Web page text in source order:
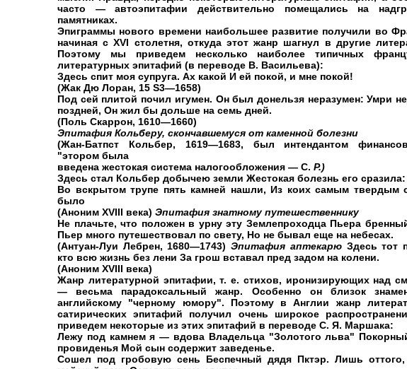
часто — автоэпитафии действительно помещались на
памятниках.
Эпиграммы нового времени наибольшее развитие получили во
начиная с XVI столетня, откуда этот жанр шагнул в другие
Поэтому мы приведем несколько наиболее типичных
литературных эпитафий (в переводе В. Васильева):
Здесь спит моя супруга. Ах какой И ей покой, и мне покой!
(Жак Дю Лоран, 15 S3—1658)
Под сей плитой почил игумен. Он был донельзя неразумен: Умри
поздней, Он жил бы дольше на семь дней.
(Поль Скаррон, 1610—1660)
Эпитафия Кольберу, скончавшемуся от каменной болезни
(Жан-Батпст Кольбер, 1619—1683, был интендантом
"этором была
введена жестокая система налогообложения — С. Р.)
Здесь стал Кольбер добычею земли Жестокая болезнь его сразила:
Во вскрытом трупе пять камней нашли, Из коих самым твердым
было
(Аноним XVIII века) Эпитафия знатному путешественнику
Не плачьте, что положен в урну эту Землепроходца Пьера
Пьер много путешествовал по свету, Но не бывал еще на небесах.
(Антуан-Луи Лебрен, 1680—1743)Эпитафия аптекарю Здесь тот
кто всю жизнь без лени За грош вставал пред задом на колени.
(Аноним XVIII века)
Жанр литературной эпитафии, т. е. стихов, иронизирующих над
— весьма парадоксальный жанр. Особенно он близок
английскому "черному юмору". Поэтому в Англии жанр
сатирических эпитафий получил очень широкое
приведем некоторые из этих эпитафий в переводе С. Я. Маршака:
Лежу под камнем я — вдова Владельца "Золотого льва"
провиденья Мой сын содержит заведенье.
Сошел под гробовую сень Беспечный дядя Пктэр. Лишь